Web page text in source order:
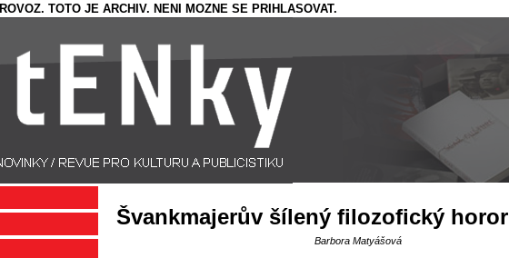
TOTO JE ARCHIV. NENI MOZNE SE PRIHLASOVAT.
Švankmajerův šílený filozofický horor
Barbora Matyášová